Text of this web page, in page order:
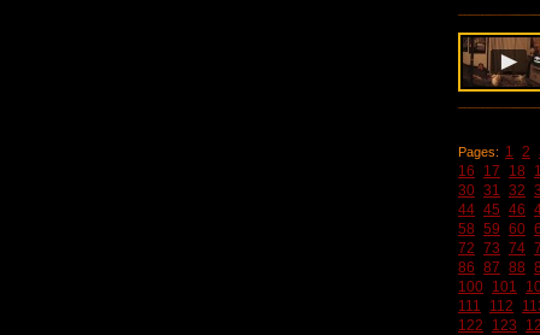
Pages: 1 2
16
17 18
30 31 32
44 45 46
58 59 60
72 73 74
86 87 88
100 101
111
112
122
123